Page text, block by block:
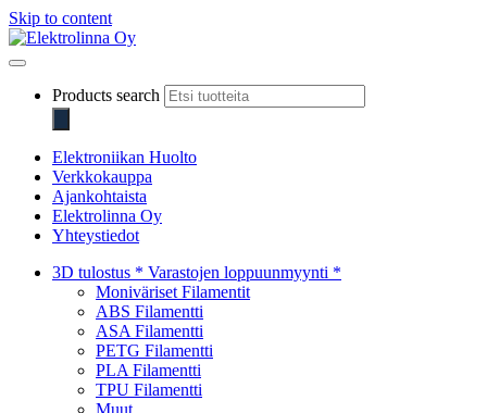
Skip to content
Products search
Elektroniikan Huolto
Verkkokauppa
Ajankohtaista
Elektrolinna Oy
Yhteystiedot
3D tulostus * Varastojen loppuunmyynti *
Moniväriset Filamentit
ABS Filamentti
ASA Filamentti
PETG Filamentti
PLA Filamentti
TPU Filamentti
Muut